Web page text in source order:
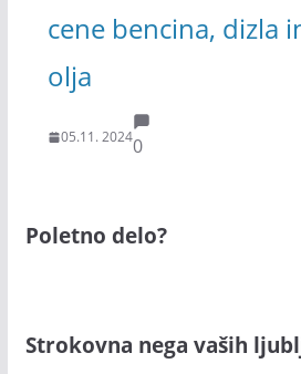
cene bencina, dizla
olja
05.11. 20240
Poletno delo?
Strokovna nega vaših